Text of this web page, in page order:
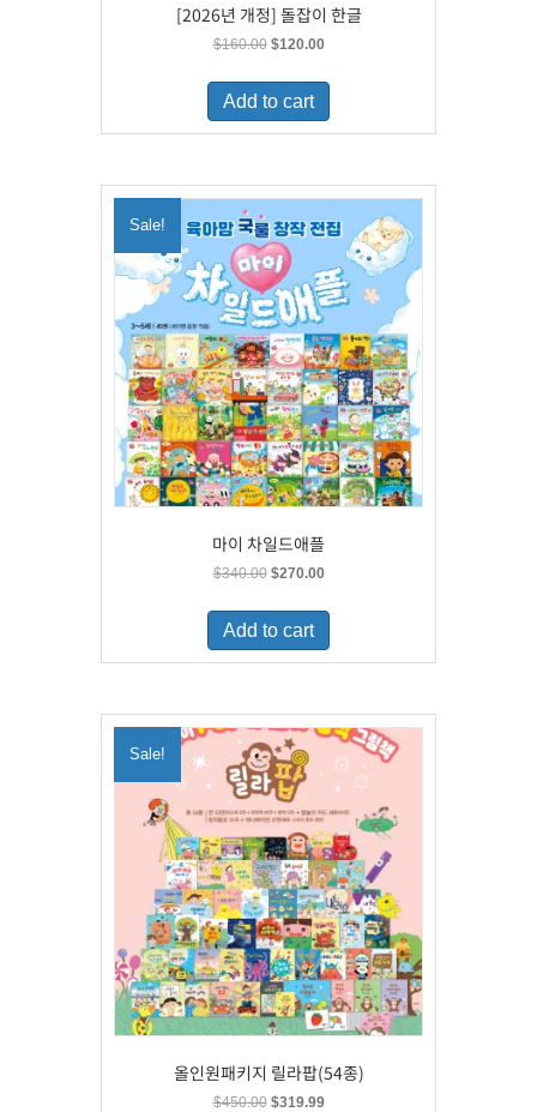
[2026년 개정] 돌잡이 한글
$160.00 Original
was:
$160.00.
$120.00Current
is:
Add to cart
Sale!
마이 차일드애플
$340.00 Original
was:
$340.00.
$270.00Current
is:
Add to cart
Sale!
올인원패키지 릴라팝(54종)
$450.00 Original
$319.99Current